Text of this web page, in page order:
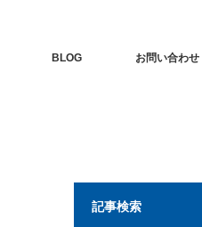
BLOG お問い合わせ
記事検索